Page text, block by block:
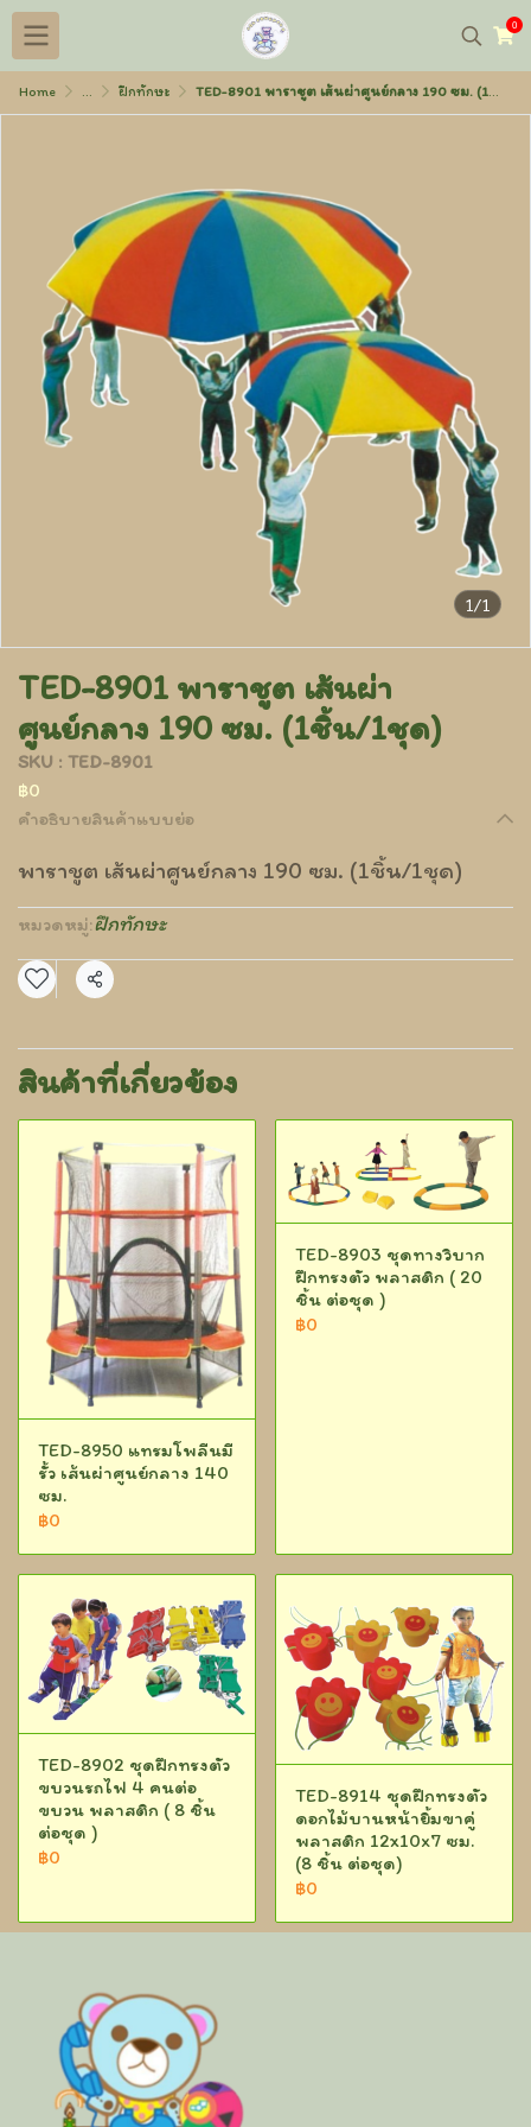
0
Home ... ฝึกทักษะ TED-8901 พาราชูต เส้นผ่าศูนย์กลาง 190 ซม. (1ชิ้น/1ชุด)
1/1
TED-8901 พาราชูต เส้นผ่า
ศูนย์กลาง 190 ซม. (1ชิ้น/1ชุด)
SKU : TED-8901
฿0
คำอธิบายสินค้าแบบย่อ
พาราชูต เส้นผ่าศูนย์กลาง 190 ซม. (1ชิ้น/1ชุด)
หมวดหมู่:ฝึกทักษะ
แชร์
สินค้าที่เกี่ยวข้อง
TED-8950 แทรมโพลีนมี
รั้ว เส้นผ่าศูนย์กลาง 140
ซม.
฿0
TED-8903 ชุดทางวิบาก
ฝึกทรงตัว พลาสติก ( 20
ชิ้น ต่อชุด )
฿0
TED-8902 ชุดฝึกทรงตัว
ขบวนรถไฟ 4 คนต่อ
ขบวน พลาสติก ( 8 ชิ้น
ต่อชุด )
฿0
TED-8914 ชุดฝึกทรงตัว
ดอกไม้บานหน้ายิ้มขาคู่
พลาสติก 12x10x7 ซม.
(8 ชิ้น ต่อชุด)
฿0